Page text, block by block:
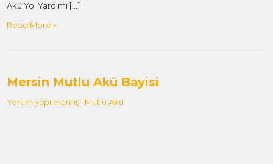
Akü Yol Yardımı […]
Read More »
Mersin Mutlu Akü Bayisi
Yorum yapılmamış | Mutlu Akü